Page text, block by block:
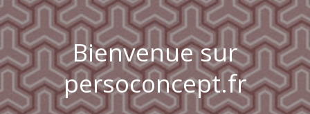
Bienvenue sur
persoconcept.fr